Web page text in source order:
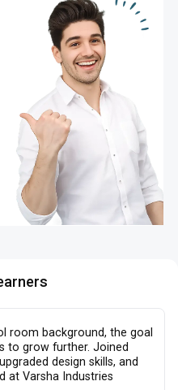
room background, the goal
to grow further. Joined
upgraded design skills, and
at Varsha Industries